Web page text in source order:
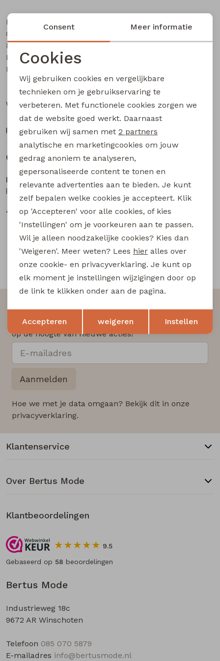
Bermuda's
Piraat broeken
Lange broeken
Rokken
Merk
Categorie
Leverancierscode
Avalynn lds Z10079
Bestelcode
Kleur
Winkelvoorraad
Ruilen en retourneren
Gerelateerde producten
lizzi lou
49,99
lizzi lou
49,99
Snelle en betrouwbare levering
Altijd als eerste op de hoogte zijn?
Schrijf je in voor onze nieuwsbrief en wees als eerst
op de hoogte van nieuwe acties!
Aanmelden
Hoe we met je data omgaan? Bekijk dit in onze
privacyverklaring.
Bertus Mode
Industrieweg 18c
9672 AR Winschoten
Telefoon 085 070 5879
E-mailadres info@bertusmode.nl
Klantenservice
Over Bertus Mode
Klantbeoordelingen
9.5
Gebaseerd op 58 beoordelingen
Noodzakelijke cookies
Analytische cookies
Marketing cookies
Terug Opslaan
Consent Meer informatie
Cookies
Wij gebruiken cookies en vergelijkbare
technieken om je gebruikservaring te
verbeteren. Met functionele cookies zorgen we
dat de website goed werkt. Daarnaast
gebruiken wij samen met 2 partners
analytische en marketingcookies om jouw
gedrag anoniem te analyseren,
gepersonaliseerde content te tonen en
relevante advertenties aan te bieden. Je kunt
zelf bepalen welke cookies je accepteert. Klik
op 'Accepteren' voor alle cookies, of kies
'Instellingen' om je voorkeuren aan te passen.
Wil je alleen noodzakelijke cookies? Kies dan
'Weigeren'. Meer weten? Lees hier alles over
onze cookie- en privacyverklaring. Je kunt op
elk moment je instellingen wijzigingen door op
de link te klikken onder aan de pagina.
Accepteren weigeren Instellen